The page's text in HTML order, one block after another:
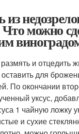
из
можно
и отцедить
для
По окончании
уксус,
1 чайную ложку
и сухие